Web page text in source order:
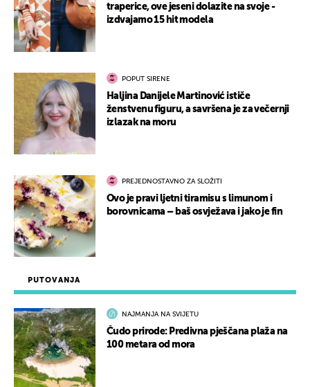
PUTOVANJA
NAJMANJA NA SVIJETU
Čudo prirode: Predivna pješčana plaža na
100 metara od mora
traperice, ove jeseni dolazite na svoje -
izdvajamo 15 hit modela
POPUT SIRENE
Haljina Danijele Martinović ističe
ženstvenu figuru, a savršena je za večernji
izlazak na moru
PREJEDNOSTAVNO ZA SLOŽITI
Ovo je pravi ljetni tiramisu s limunom i
borovnicama – baš osvježava i jako je fin